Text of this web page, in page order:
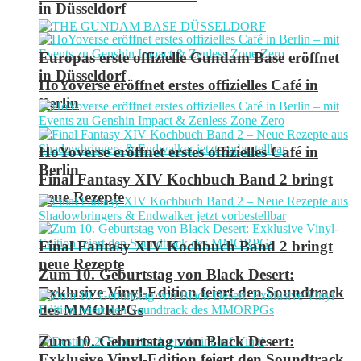
in Düsseldorf
HoYoverse eröffnet erstes offizielles Café in
Berlin
Final Fantasy XIV Kochbuch Band 2 bringt
neue Rezepte
Zum 10. Geburtstag von Black Desert:
Exklusive Vinyl-Edition feiert den Soundtrack
des MMORPGs
Europas erste offizielle Gundam Base eröffnet
in Düsseldorf
HoYoverse eröffnet erstes offizielles Café in
Berlin
Final Fantasy XIV Kochbuch Band 2 bringt
neue Rezepte
Zum 10. Geburtstag von Black Desert: